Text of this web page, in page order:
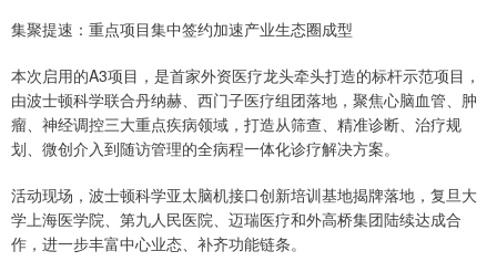
集聚提速：重点项目集中签约加速产业生态圈成型
本次启用的A3项目，是首家外资医疗龙头牵头打造的标杆示范项目，
由波士顿科学联合丹纳赫、西门子医疗组团落地，聚焦心脑血管、肿
瘤、神经调控三大重点疾病领域，打造从筛查、精准诊断、治疗规
划、微创介入到随访管理的全病程一体化诊疗解决方案。
活动现场，波士顿科学亚太脑机接口创新培训基地揭牌落地，复旦大
学上海医学院、第九人民医院、迈瑞医疗和外高桥集团陆续达成合
作，进一步丰富中心业态、补齐功能链条。